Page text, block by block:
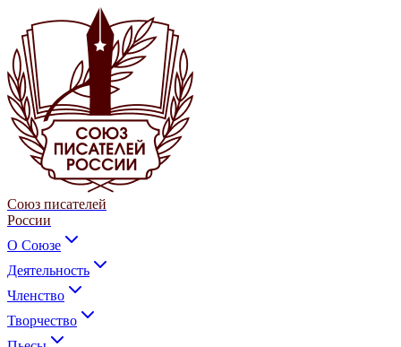
Союз писателей
России
О Союзе
Деятельность
Членство
Творчество